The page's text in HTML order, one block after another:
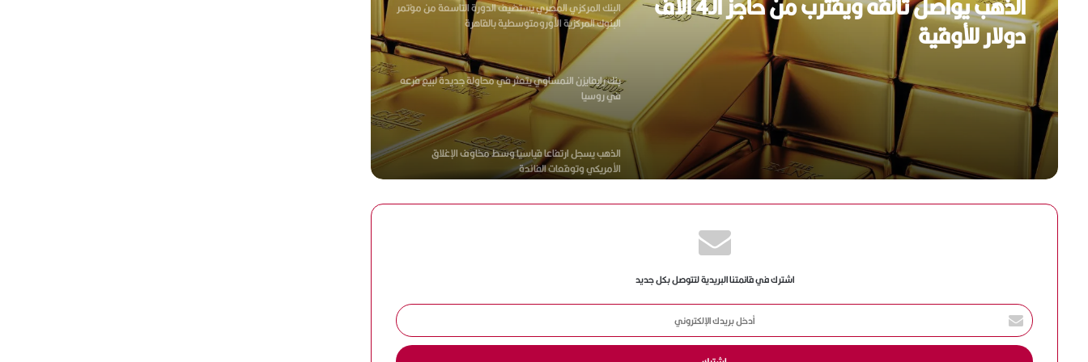
الذهب يواصل تألقه ويقترب من حاجز الـ4 آلاف
دولار للأوقية
أكتوبر 1, 2025
البنك المركزي المصري يستضيف الدورة
التاسعة من مؤتمر البنوك المركزية
الأورومتوسطية بالقاهرة
بنك رايفايزن النمساوي يتعثر في محاولة جديدة لبيع فرعه
الذهب يسجل ارتفاعا قياسيا وسط مخاوف الإغلاق
الأمريكي وتوقعات الفائدة
حكومي محتمل في أمريكا
من “الرئيسية التاسعة” لمنظومة الإيصال الإلكتروني
اشترك في قائمتنا البريدية لتتوصل بكل جديد
أ
د
خ